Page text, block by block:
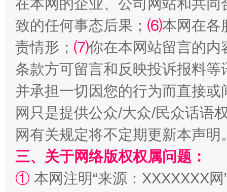
国家大学科技园优化重塑工作
扯下公款旅游的“隐身衣” 如何以
在本网的企业、公司网站和共
致的任何事态后果； ⑹本网在各
责情形； ⑺你在本网站留言的内
条款方可留言和反映投诉报料
并承担一切因您的行为而直接
网只是提供公众/大众/民众话语
网有关规定将不定期更新本声明
三、关于网络版权权属问题：
① 本网注明“来源：XXXXXXX